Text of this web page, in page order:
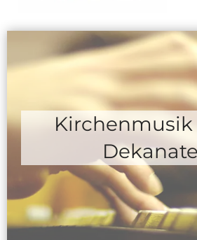
Kirchenmusik